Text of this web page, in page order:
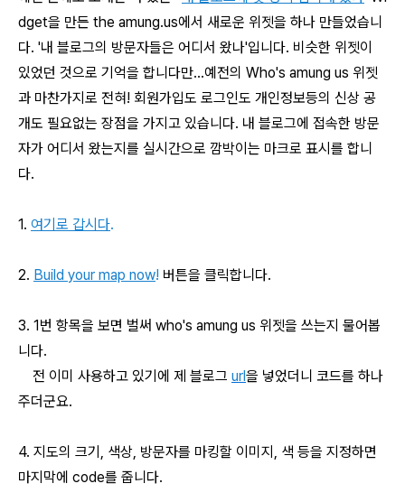
dget을 만든 the amung.us에서 새로운 위젯을 하나 만들었습니
다. '내 블로그의 방문자들은 어디서 왔나'입니다. 비슷한 위젯이
있었던 것으로 기억을 합니다만...예전의 Who's amung us 위젯
과 마찬가지로 전혀! 회원가입도 로그인도 개인정보등의 신상 공
개도 필요없는 장점을 가지고 있습니다. 내 블로그에 접속한 방문
자가 어디서 왔는지를 실시간으로 깜박이는 마크로 표시를 합니
다.
1. 여기로 갑시다.
2. Build your map now! 버튼을 클릭합니다.
3. 1번 항목을 보면 벌써 who's amung us 위젯을 쓰는지 물어봅
니다.
전 이미 사용하고 있기에 제 블로그 url을 넣었더니 코드를 하나
주더군요.
4. 지도의 크기, 색상, 방문자를 마킹할 이미지, 색 등을 지정하면
마지막에 code를 줍니다.